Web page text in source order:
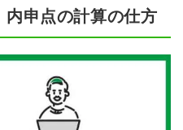
申点の計算の仕方